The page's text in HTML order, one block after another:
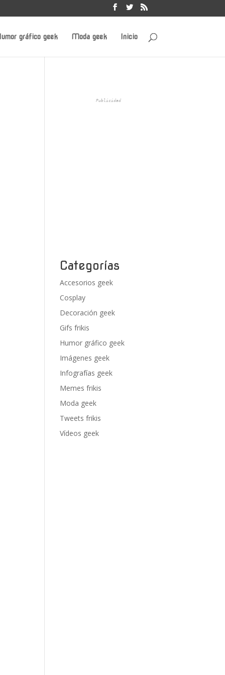
gráfico geek Moda geek Inicio
Publicidad
Categorías
Accesorios geek
Cosplay
Decoración geek
Gifs frikis
Humor gráfico geek
Imágenes geek
Infografías geek
Memes frikis
Moda geek
Tweets frikis
Vídeos geek